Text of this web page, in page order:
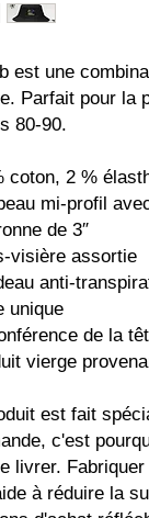
est une
Parfait pour la
80-90.
coton, 2 %
mi-profil
de 3″
visière assortie
anti-
unique
de la
vierge
est fait
c'est
livrer.
à réduire la